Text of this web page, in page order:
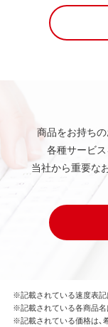
商品をお持ち
各種サービ
当社から重要な
※記載されている速度表記
※記載されている各商品名
※記載されている価格は、